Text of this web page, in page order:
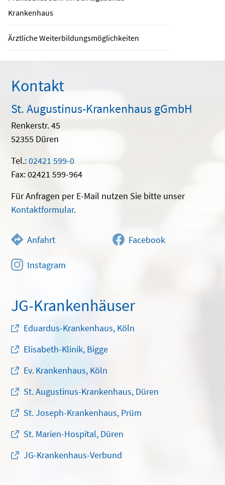
Krankenhaus
Ärztliche Weiterbildungsmöglichkeiten
Kontakt
St. Augustinus-Krankenhaus gGmbH
Renkerstr. 45
52355 Düren
Tel.:02421 599-0
Fax: 02421 599-964
Für Anfragen per E-Mail nutzen Sie bitte unser
Kontaktformular.
Anfahrt Facebook
Instagram
JG-Krankenhäuser
Eduardus-Krankenhaus, Köln
Elisabeth-Klinik, Bigge
Ev. Krankenhaus, Köln
St. Augustinus-Krankenhaus, Düren
St. Joseph-Krankenhaus, Prüm
St. Marien-Hospital, Düren
JG-Krankenhaus-Verbund